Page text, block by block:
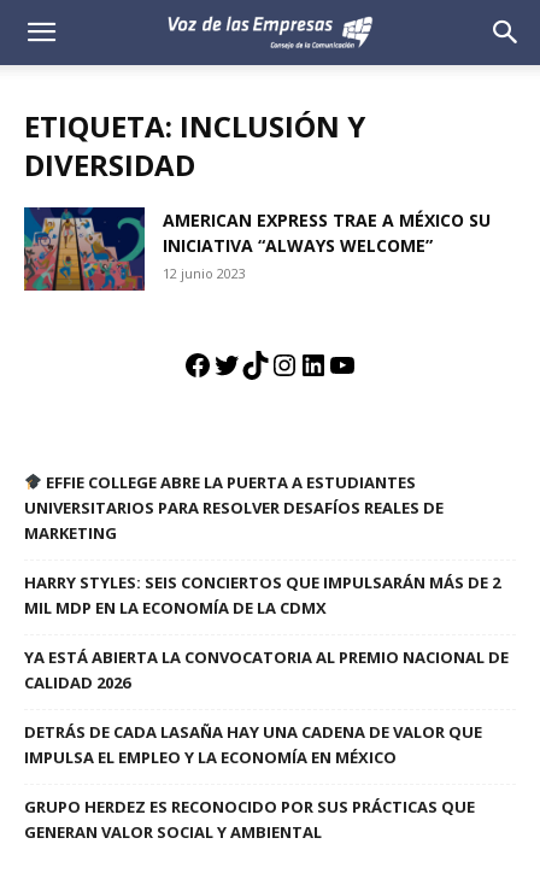
Voz
Empresas
ETIQUETA: INCLUSIÓN Y
DIVERSIDAD
AMERICAN EXPRESS TRAE A MÉXICO SU
INICIATIVA “ALWAYS WELCOME”
12 junio 2023
Facebook
Twitter
TikTok
Instagram
LinkedIn
YouTube
EFFIE COLLEGE ABRE LA PUERTA A ESTUDIANTES
UNIVERSITARIOS PARA RESOLVER DESAFÍOS REALES DE
MARKETING
HARRY STYLES: SEIS CONCIERTOS QUE IMPULSARÁN MÁS DE 2
MIL MDP EN LA ECONOMÍA DE LA CDMX
YA ESTÁ ABIERTA LA CONVOCATORIA AL PREMIO NACIONAL DE
CALIDAD 2026
DETRÁS DE CADA LASAÑA HAY UNA CADENA DE VALOR QUE
IMPULSA EL EMPLEO Y LA ECONOMÍA EN MÉXICO
GRUPO HERDEZ ES RECONOCIDO POR SUS PRÁCTICAS QUE
GENERAN VALOR SOCIAL Y AMBIENTAL